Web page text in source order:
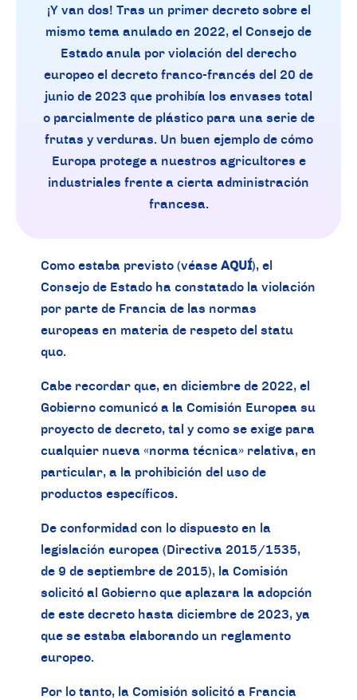
¡Y van dos! Tras un primer decreto sobre el
mismo tema anulado en 2022, el Consejo de
Estado anula por violación del derecho
europeo el decreto franco-francés del 20 de
junio de 2023 que prohibía los envases total
o parcialmente de plástico para una serie de
frutas y verduras. Un buen ejemplo de cómo
Europa protege a nuestros agricultores e
industriales frente a cierta administración
francesa.
Como estaba previsto (véase AQUÍ), el
Consejo de Estado ha constatado la violación
por parte de Francia de las normas
europeas en materia de respeto del statu
quo.
Cabe recordar que, en diciembre de 2022, el
Gobierno comunicó a la Comisión Europea su
proyecto de decreto, tal y como se exige para
cualquier nueva «norma técnica» relativa, en
particular, a la prohibición del uso de
productos específicos.
De conformidad con lo dispuesto en la
legislación europea (Directiva 2015/1535,
de 9 de septiembre de 2015), la Comisión
solicitó al Gobierno que aplazara la adopción
de este decreto hasta diciembre de 2023, ya
que se estaba elaborando un reglamento
europeo.
Por lo tanto, la Comisión solicitó a Francia